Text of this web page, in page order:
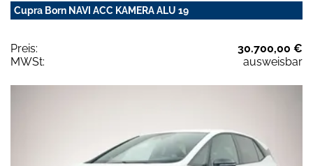
Cupra Born NAVI ACC KAMERA ALU 19
Preis:
30.700,00 €
MWSt:
ausweisbar